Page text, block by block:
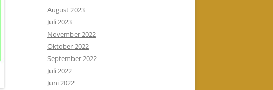
August 2023
Juli 2023
November 2022
Oktober 2022
September 2022
Juli 2022
Juni 2022